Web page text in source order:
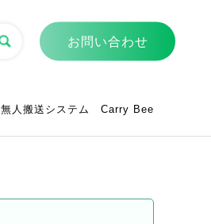
お問い合わせ
無人搬送システム Carry Bee